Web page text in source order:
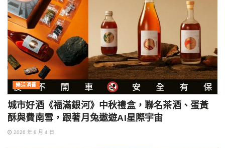
樂活消費
城市好酒《福滿銀河》中秋禮盒，聯名茶酒、蛋黃
酥與費南雪，跟著月兔遨遊AI星際宇宙
2026 年 8 月 4 日